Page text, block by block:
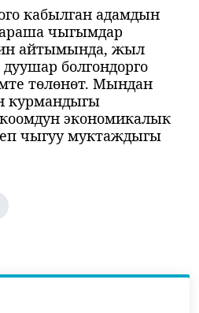
кабылган адамдын
чыгымдар
айтымында, жыл
болгондорго
төлөнөт. Мындан
курмандыгы
экономикалык
чыгуу муктаждыгы